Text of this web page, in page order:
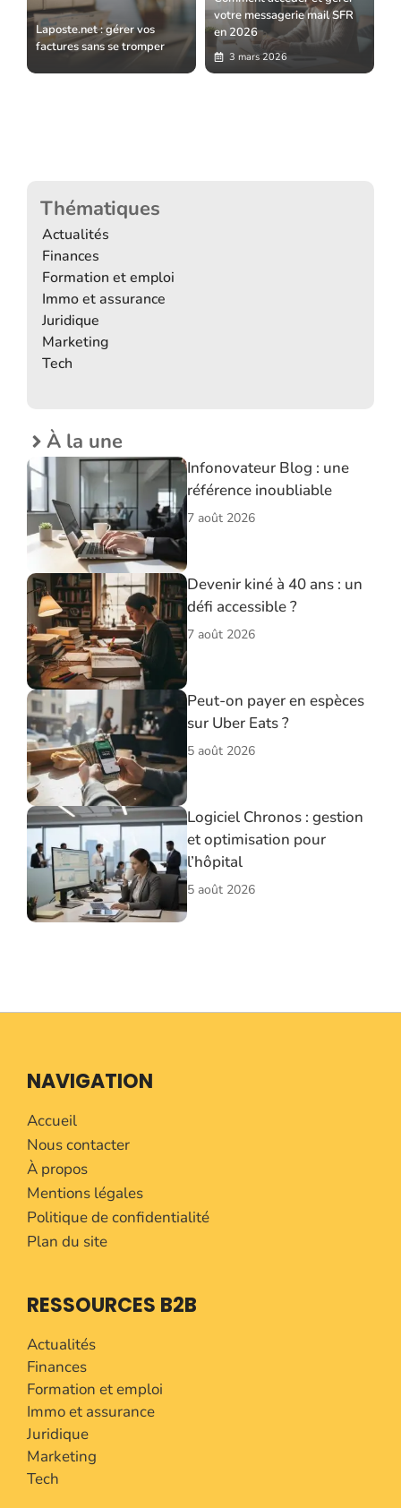
Laposte.net : gérer vos
factures sans se tromper
votre messagerie mail SFR
en 2026
3 mars 2026
Thématiques
Actualités
Finances
Formation et emploi
Immo et assurance
Juridique
Marketing
Tech
À la une
Infonovateur Blog : une
référence inoubliable
7 août 2026
Devenir kiné à 40 ans : un
défi accessible ?
7 août 2026
Peut-on payer en espèces
sur Uber Eats ?
5 août 2026
Logiciel Chronos : gestion
et optimisation pour
l’hôpital
5 août 2026
NAVIGATION
Accueil
Nous contacter
À propos
Mentions légales
Politique de confidentialité
Plan du site
RESSOURCES B2B
Actualités
Finances
Formation et emploi
Immo et assurance
Juridique
Marketing
Tech